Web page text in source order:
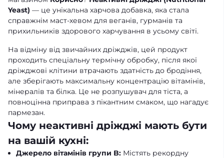
Yeast) — це унікальна харчова добавка, яка стала
справжнім маст-хевом для веганів, гурманів та
прихильників здорового харчування в усьому світі.
На відміну від звичайних дріжджів, цей продукт
проходить спеціальну термічну обробку, після якої
дріжджові клітини втрачають здатність до бродіння,
але зберігають максимальну концентрацію вітамінів,
мінералів та білка. Це не розпушувач для тіста, а
повноцінна приправа з пікантним смаком, що нагадує
пармезан.
Чому неактивні дріжджі мають бути
на вашій кухні:
Джерело вітамінів групи B: Містять рекордну